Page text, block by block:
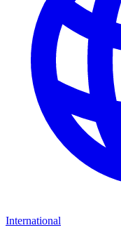
International